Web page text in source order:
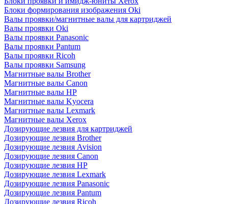
Блоки формирования изображения Oki
Валы проявки/магнитные валы для картриджей
Валы проявки Oki
Валы проявки Panasonic
Валы проявки Pantum
Валы проявки Ricoh
Валы проявки Samsung
Магнитные валы Brother
Магнитные валы Canon
Магнитные валы HP
Магнитные валы Kyocera
Магнитные валы Lexmark
Магнитные валы Xerox
Дозирующие лезвия для картриджей
Дозирующие лезвия Brother
Дозирующие лезвия Avision
Дозирующие лезвия Canon
Дозирующие лезвия HP
Дозирующие лезвия Lexmark
Дозирующие лезвия Panasonic
Дозирующие лезвия Pantum
Дозирующие лезвия Ricoh